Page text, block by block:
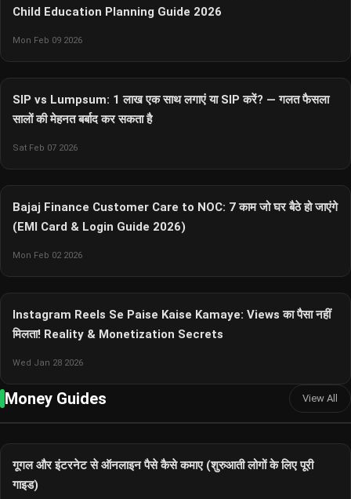
Child Education Planning Guide 2026
Mon Feb 09 2026
SIP vs Lumpsum: 1 लाख एक साथ लगाएं या SIP करें? — गलत फैसला
सालों की मेहनत बर्बाद कर सकता है
Sat Feb 07 2026
Bajaj Finance Customer Care to NOC: 7 काम जो घर बैठे हो जाएंगे
(EMI Card & Login Guide 2026)
Mon Feb 02 2026
Instagram Reels Se Paise Kaise Kamaye: Views का पैसा नहीं
मिलता! Reality & Monetization Secrets
Wed Jan 28 2026
Money Guides View All
गूगल और इंटरनेट से ऑनलाइन पैसे कैसे कमाए (शुरुआती लोगों के लिए पूरी
गाइड)